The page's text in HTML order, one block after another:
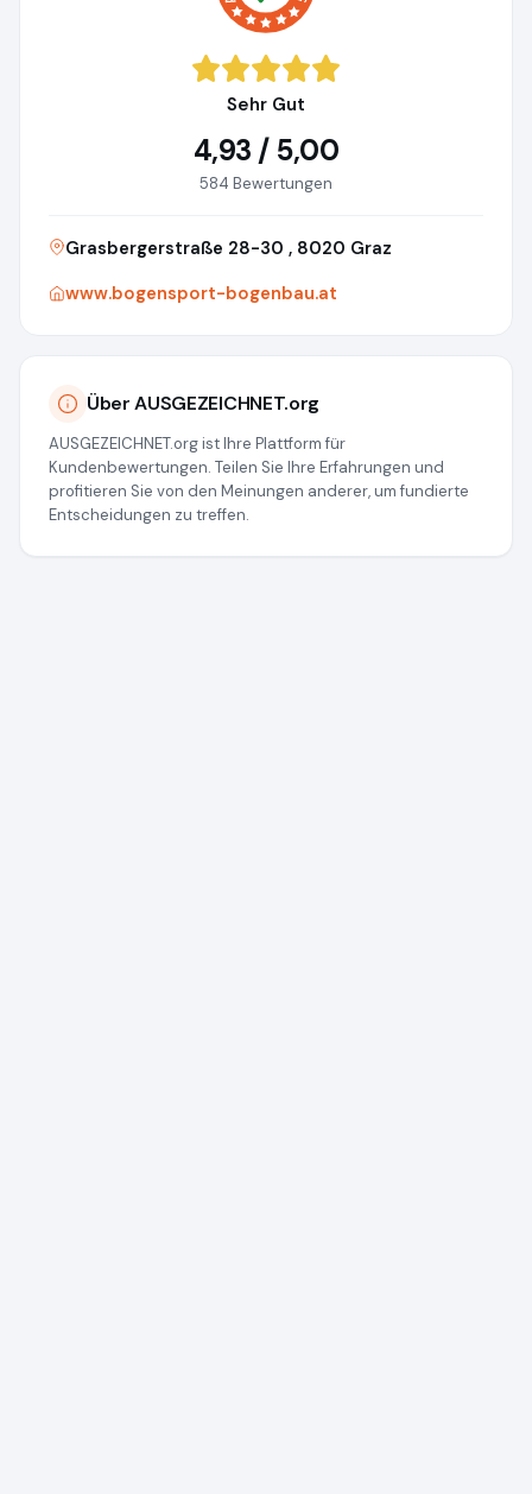
Sehr Gut
4,93 / 5,00
584 Bewertungen
Grasbergerstraße 28-30 , 8020 Graz
www.bogensport-bogenbau.at
Über AUSGEZEICHNET.org
AUSGEZEICHNET.org ist Ihre Plattform für
Kundenbewertungen. Teilen Sie Ihre Erfahrungen und
profitieren Sie von den Meinungen anderer, um fundierte
Entscheidungen zu treffen.